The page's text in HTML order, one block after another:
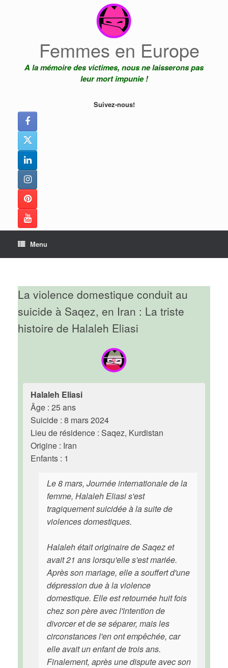
Femmes en Europe
A la mémoire des victimes, nous ne laisserons pas
leur mort impunie !
Suivez-nous!
Menu
La violence domestique conduit au
suicide à Saqez, en Iran : La triste
histoire de Halaleh Eliasi
Halaleh Eliasi
Âge : 25 ans
Suicide : 8 mars 2024
Lieu de résidence : Saqez, Kurdistan
Origine : Iran
Enfants : 1
Le 8 mars, Journée internationale de la
femme, Halaleh Eliasi s'est
tragiquement suicidée à la suite de
violences domestiques.
Halaleh était originaire de Saqez et
avait 21 ans lorsqu'elle s'est mariée.
Après son mariage, elle a souffert d'une
dépression due à la violence
domestique. Elle est retournée huit fois
chez son père avec l'intention de
divorcer et de se séparer, mais les
circonstances l'en ont empêchée, car
elle avait un enfant de trois ans.
Finalement, après une dispute avec son